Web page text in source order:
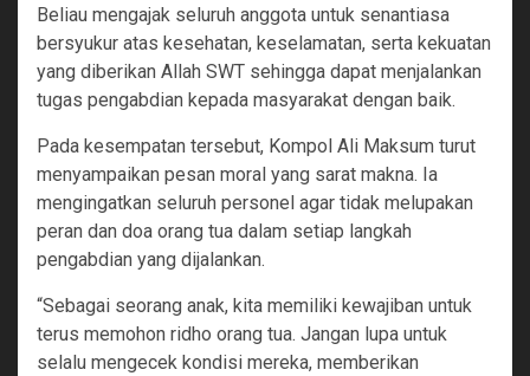
Beliau mengajak seluruh anggota untuk senantiasa
bersyukur atas kesehatan, keselamatan, serta kekuatan
yang diberikan Allah SWT sehingga dapat menjalankan
tugas pengabdian kepada masyarakat dengan baik.
Pada kesempatan tersebut, Kompol Ali Maksum turut
menyampaikan pesan moral yang sarat makna. Ia
mengingatkan seluruh personel agar tidak melupakan
peran dan doa orang tua dalam setiap langkah
pengabdian yang dijalankan.
“Sebagai seorang anak, kita memiliki kewajiban untuk
terus memohon ridho orang tua. Jangan lupa untuk
selalu mengecek kondisi mereka, memberikan